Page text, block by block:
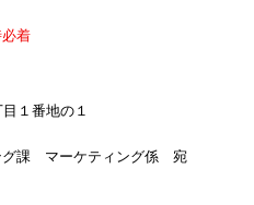
着
１番地の１
課 マーケティング係 宛